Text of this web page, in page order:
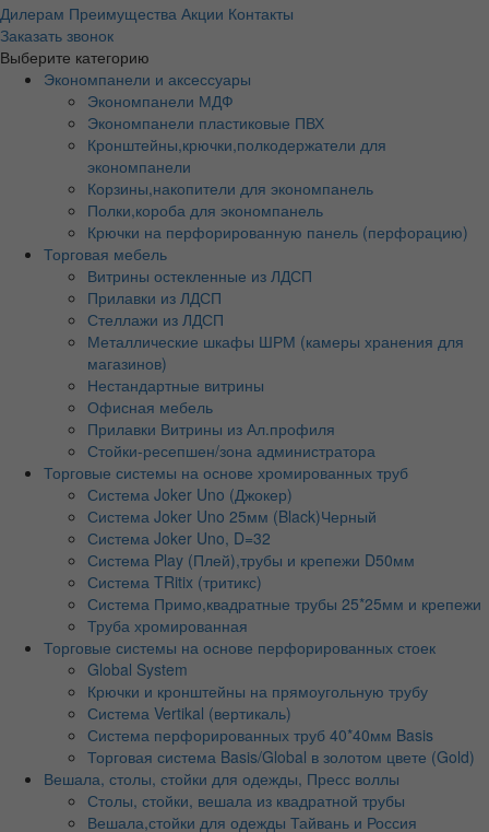
Дилерам Преимущества Акции Контакты
Заказать звонок
Выберите категорию
Экономпанели и аксессуары
Экономпанели МДФ
Экономпанели пластиковые ПВХ
Кронштейны,крючки,полкодержатели для
экономпанели
Корзины,накопители для экономпанель
Полки,короба для экономпанель
Крючки на перфорированную панель (перфорацию)
Торговая мебель
Витрины остекленные из ЛДСП
Прилавки из ЛДСП
Стеллажи из ЛДСП
Металлические шкафы ШРМ (камеры хранения для
магазинов)
Нестандартные витрины
Офисная мебель
Прилавки Витрины из Ал.профиля
Стойки-ресепшен/зона администратора
Торговые системы на основе хромированных труб
Система Joker Uno (Джокер)
Система Joker Uno 25мм (Black)Черный
Система Joker Uno, D=32
Система Play (Плей),трубы и крепежи D50мм
Система TRitix (тритикс)
Система Примо,квадратные трубы 25*25мм и крепежи
Труба хромированная
Торговые системы на основе перфорированных стоек
Global System
Крючки и кронштейны на прямоугольную трубу
Система Vertikal (вертикаль)
Система перфорированных труб 40*40мм Basis
Торговая система Basis/Global в золотом цвете (Gold)
Вешала, столы, стойки для одежды, Пресс воллы
Столы, стойки, вешала из квадратной трубы
Вешала,стойки для одежды Тайвань и Россия